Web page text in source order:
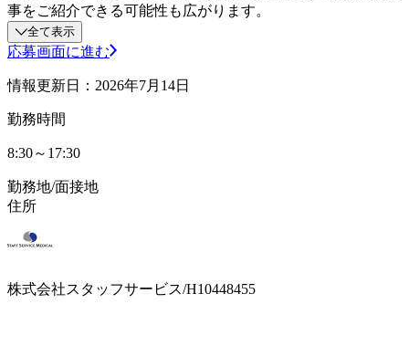
事をご紹介できる可能性も広がります。
全て表示
応募画面に進む
情報更新日：2026年7月14日
勤務時間
8:30～17:30
勤務地/面接地
住所
株式会社スタッフサービス/H10448455